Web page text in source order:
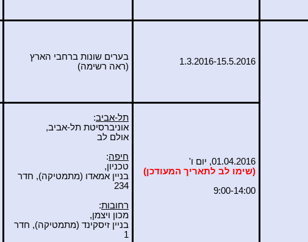
בערים שונות ברחבי הארץ
(ראה רשימה)
1.3.2016-15.5.2016
תל-אביב:
אוניברסיטת תל-אביב,
אולם לב
חיפה:
טכניון,
בניין אמאדו (מתמטיקה), חדר
234
רחובות:
מכון ויצמן,
בניין זיסקינד (מתמטיקה), חדר
1
01.04.2016, יום ו'
(שימו לב לתאריך המעודכן)
9:00-14:00